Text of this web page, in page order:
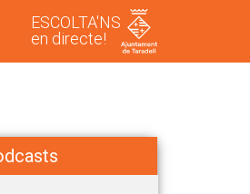
ESCOLTA'NS
en directe!